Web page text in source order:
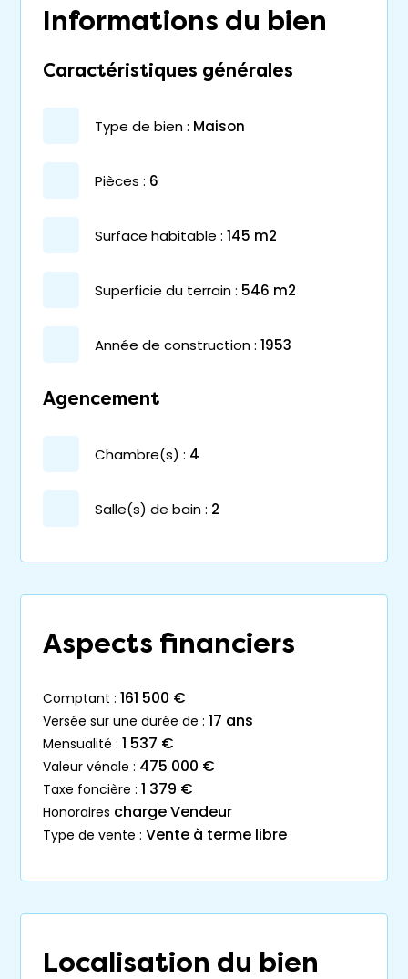
Informations du bien
Caractéristiques générales
type de bien : maison
pièces : 6
surface habitable : 145 m2
superficie du terrain : 546 m2
année de construction : 1953
Agencement
chambre(s) : 4
salle(s) de bain : 2
Aspects financiers
comptant : 161 500 €
versée sur une durée de : 17 ans
mensualité : 1 537 €
valeur vénale : 475 000 €
taxe foncière : 1 379 €
honoraires charge Vendeur
type de vente : Vente à terme libre
Localisation du bien